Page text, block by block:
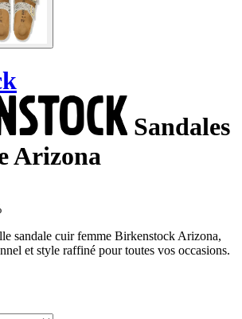
Sandales
Arizona
sandale cuir femme Birkenstock Arizona,
et style raffiné pour toutes vos occasions.